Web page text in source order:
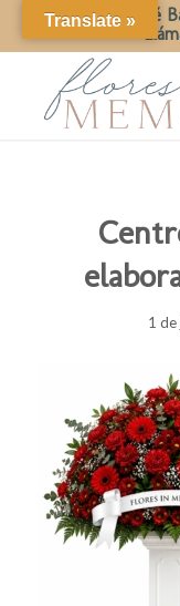
Calle Dr José
1
Translate »